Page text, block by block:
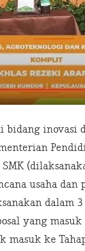
bidang inovasi
usaha dan
dalam
yang
ke